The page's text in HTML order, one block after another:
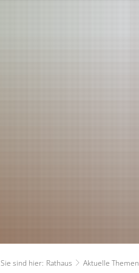
Sie sind hier: Rathaus Aktuelle Themen